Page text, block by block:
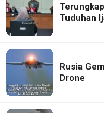
Tuduhan
Rusia
Drone